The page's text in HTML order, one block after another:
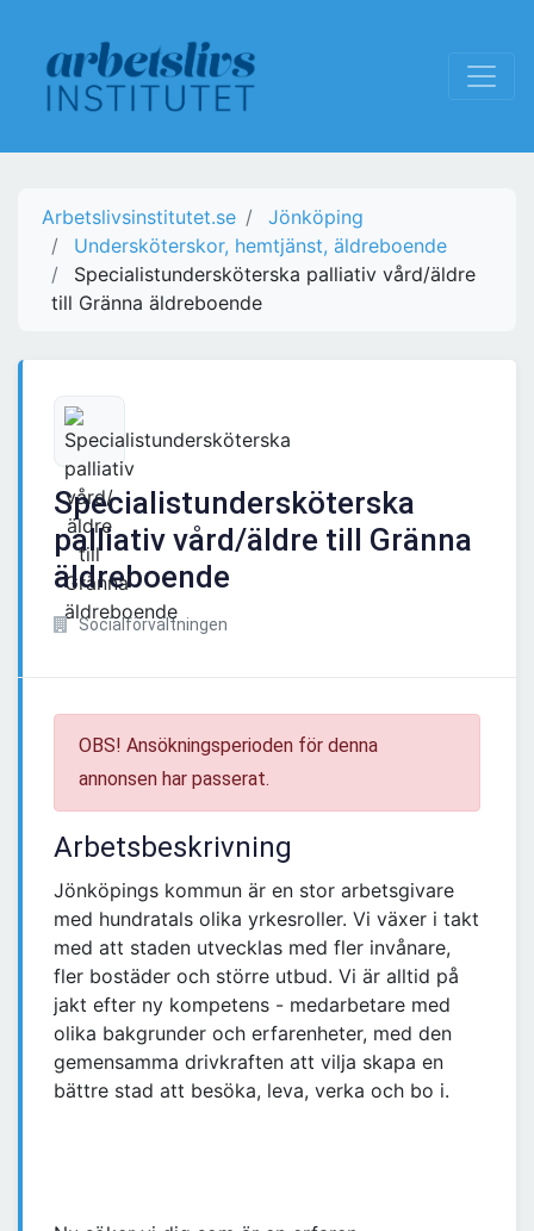
Arbetslivsinstitutet.se
Jönköping
Undersköterskor, hemtjänst, äldreboende
Specialistundersköterska palliativ vård/äldre
till Gränna äldreboende
Specialistundersköterska
palliativ vård/äldre till Gränna
äldreboende
Socialförvaltningen
OBS! Ansökningsperioden för denna
annonsen har passerat.
Arbetsbeskrivning
Jönköpings kommun är en stor arbetsgivare
med hundratals olika yrkesroller. Vi växer i takt
med att staden utvecklas med fler invånare,
fler bostäder och större utbud. Vi är alltid på
jakt efter ny kompetens - medarbetare med
olika bakgrunder och erfarenheter, med den
gemensamma drivkraften att vilja skapa en
bättre stad att besöka, leva, verka och bo i.